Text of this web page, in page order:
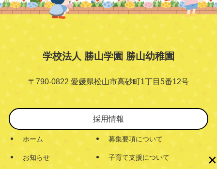
学校法人 勝山学園 勝山幼稚園
〒790-0822 愛媛県松山市高砂町1丁目5番12号
採用情報
ホーム
お知らせ
募集要項について
子育て支援について ×